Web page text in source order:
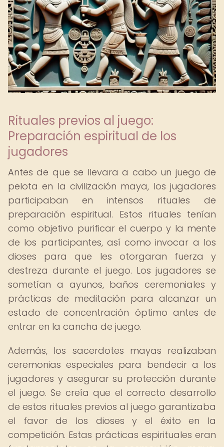
Rituales previos al juego:
Preparación espiritual de los
jugadores
Antes de que se llevara a cabo un juego de
pelota en la civilización maya, los jugadores
participaban en intensos rituales de
preparación espiritual. Estos rituales tenían
como objetivo purificar el cuerpo y la mente
de los participantes, así como invocar a los
dioses para que les otorgaran fuerza y
destreza durante el juego. Los jugadores se
sometían a ayunos, baños ceremoniales y
prácticas de meditación para alcanzar un
estado de concentración óptimo antes de
entrar en la cancha de juego.
Además, los sacerdotes mayas realizaban
ceremonias especiales para bendecir a los
jugadores y asegurar su protección durante
el juego. Se creía que el correcto desarrollo
de estos rituales previos al juego garantizaba
el favor de los dioses y el éxito en la
competición. Estas prácticas espirituales eran